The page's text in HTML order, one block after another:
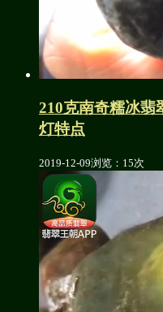
210克南奇糯冰翡
灯特点
2019-12-09浏览：15次